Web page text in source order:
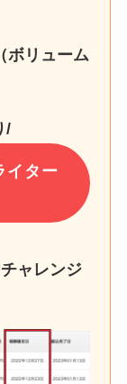
（ボリューム
/
イター
ャレンジ